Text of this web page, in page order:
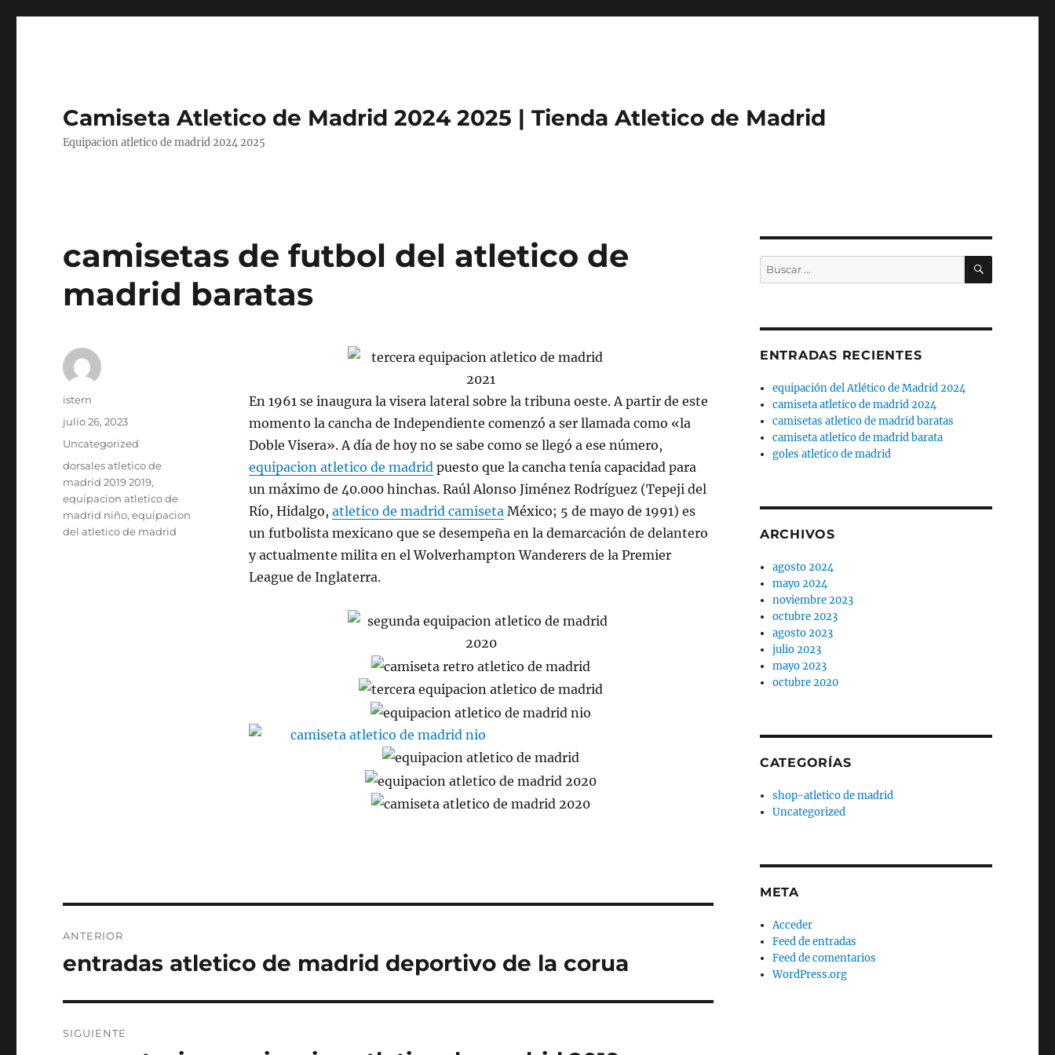
Camiseta Atletico de Madrid 2024 2025 | Tienda Atletico de Madrid
Equipacion atletico de madrid 2024 2025
camisetas de futbol del atletico de
madrid baratas
En 1961 se inaugura la visera lateral sobre la tribuna oeste. A partir de este
momento la cancha de Independiente comenzó a ser llamada como «la
Doble Visera». A día de hoy no se sabe como se llegó a ese número,
equipacion atletico de madridpuesto que la cancha tenía capacidad para
un máximo de 40.000 hinchas. Raúl Alonso Jiménez Rodríguez (Tepeji del
Río, Hidalgo, atletico de madrid camisetaMéxico; 5 de mayo de 1991) es
un futbolista mexicano que se desempeña en la demarcación de delantero
y actualmente milita en el Wolverhampton Wanderers de la Premier
League de Inglaterra.
Autor
istern
Publicado
julio 26, 2023
Categorías
Uncategorized
Etiquetas
dorsales atletico de
madrid 2019 2019,
equipacion atletico de
madrid niño,equipacion
del atletico de madrid
de
ANTERIOR
Entrada
entradas atletico de madrid deportivo de la corua
SIGUIENTE
Buscar
por:
BUSCAR
ENTRADAS RECIENTES
equipación del Atlético de Madrid 2024
camiseta atletico de madrid 2024
camisetas atletico de madrid baratas
camiseta atletico de madrid barata
goles atletico de madrid
ARCHIVOS
agosto 2024
mayo 2024
noviembre 2023
octubre 2023
agosto 2023
julio 2023
mayo 2023
octubre 2020
CATEGORÍAS
shop-atletico de madrid
Uncategorized
META
Acceder
Feed de entradas
Feed de comentarios
WordPress.org